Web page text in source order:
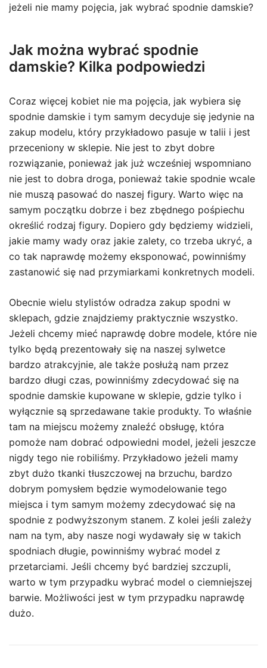
jeżeli nie mamy pojęcia, jak wybrać spodnie damskie?
Jak można wybrać spodnie
damskie? Kilka podpowiedzi
Coraz więcej kobiet nie ma pojęcia, jak wybiera się
spodnie damskie i tym samym decyduje się jedynie na
zakup modelu, który przykładowo pasuje w talii i jest
przeceniony w sklepie. Nie jest to zbyt dobre
rozwiązanie, ponieważ jak już wcześniej wspomniano
nie jest to dobra droga, ponieważ takie spodnie wcale
nie muszą pasować do naszej figury. Warto więc na
samym początku dobrze i bez zbędnego pośpiechu
określić rodzaj figury. Dopiero gdy będziemy widzieli,
jakie mamy wady oraz jakie zalety, co trzeba ukryć, a
co tak naprawdę możemy eksponować, powinniśmy
zastanowić się nad przymiarkami konkretnych modeli.
Obecnie wielu stylistów odradza zakup spodni w
sklepach, gdzie znajdziemy praktycznie wszystko.
Jeżeli chcemy mieć naprawdę dobre modele, które nie
tylko będą prezentowały się na naszej sylwetce
bardzo atrakcyjnie, ale także posłużą nam przez
bardzo długi czas, powinniśmy zdecydować się na
spodnie damskie kupowane w sklepie, gdzie tylko i
wyłącznie są sprzedawane takie produkty. To właśnie
tam na miejscu możemy znaleźć obsługę, która
pomoże nam dobrać odpowiedni model, jeżeli jeszcze
nigdy tego nie robiliśmy. Przykładowo jeżeli mamy
zbyt dużo tkanki tłuszczowej na brzuchu, bardzo
dobrym pomysłem będzie wymodelowanie tego
miejsca i tym samym możemy zdecydować się na
spodnie z podwyższonym stanem. Z kolei jeśli zależy
nam na tym, aby nasze nogi wydawały się w takich
spodniach długie, powinniśmy wybrać model z
przetarciami. Jeśli chcemy być bardziej szczupli,
warto w tym przypadku wybrać model o ciemniejszej
barwie. Możliwości jest w tym przypadku naprawdę
dużo.